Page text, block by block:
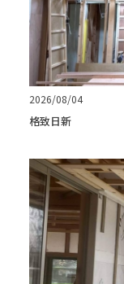
2026/08/04
格致日新